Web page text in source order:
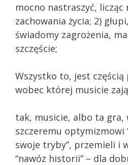
mocno nastraszyć, licząc
zachowania życia; 2)
świadomy zagrożenia,
szczęście;
Wszystko to, jest
wobec której musicie
tak, musicie, albo ta gra,
szczeremu optymizmowi
swoje tryby”, przemieli i
“nawóz historii” – dla